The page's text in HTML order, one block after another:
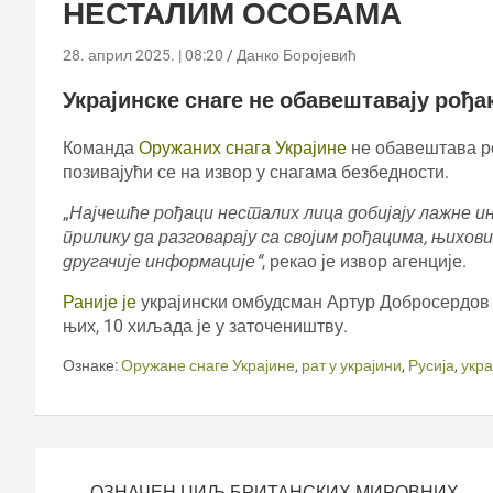
НЕСТАЛИМ ОСОБАМА
28. април 2025. | 08:20 Данко Боројевић
Украјинске снаге не обавештавају
Команда Оружаних снага Украјине не обавештава
позивајући се на извор у снагама безбедности.
„Најчешће рођаци несталих лица добијају лажне
прилику да разговарају са својим рођацима,
другачије информације“, рекао је извор агенције.
Раније је украјински омбудсман Артур
њих, 10 хиљада је у заточеништву.
Ознаке:Оружане снаге Украјине, рат у украјини, Русија,